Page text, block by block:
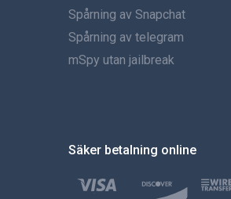
Spårning av Snapchat
Spårning av telegram
mSpy utan jailbreak
Säker betalning online